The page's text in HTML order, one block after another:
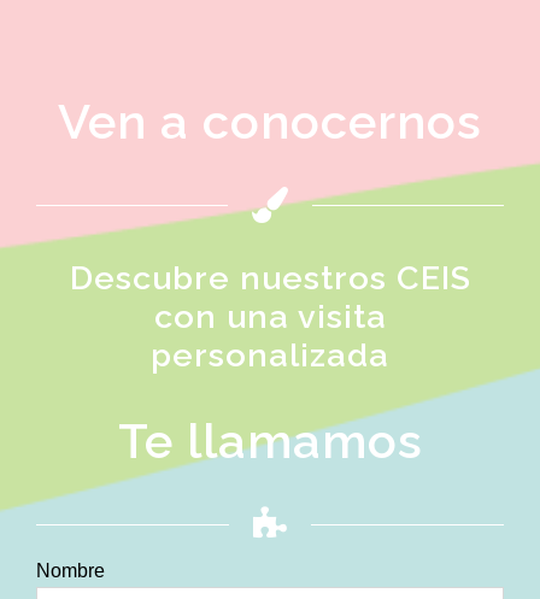
Ven a conocernos
Descubre nuestros CEIS
con una visita
personalizada
Te llamamos
Nombre